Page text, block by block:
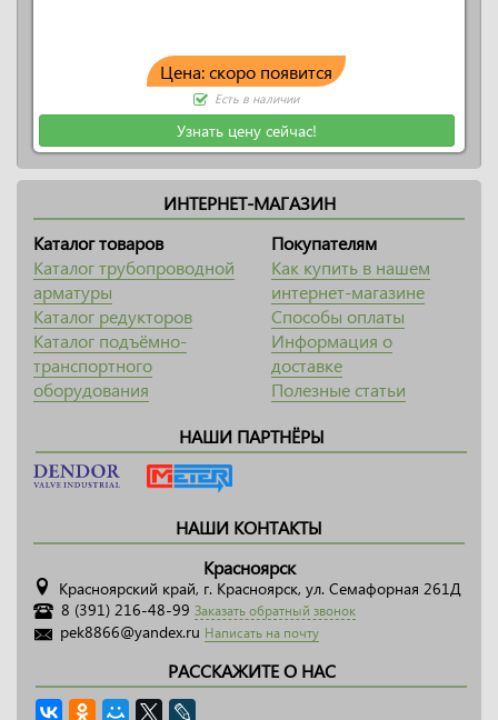
Цена: скоро появится
Есть в наличии
Узнать цену сейчас!
ИНТЕРНЕТ-МАГАЗИН
Каталог товаров
Каталог трубопроводной
арматуры
Каталог редукторов
Каталог подъёмно-
транспортного
оборудования
Покупателям
Как купить в нашем
интернет-магазине
Способы оплаты
Информация о
доставке
Полезные статьи
НАШИ ПАРТНЁРЫ
НАШИ КОНТАКТЫ
Красноярск
Красноярский край, г. Красноярск, ул. Семафорная 261Д
8 (391) 216-48-99 Заказать обратный звонок
pek8866@yandex.ru Написать на почту
РАССКАЖИТЕ О НАС